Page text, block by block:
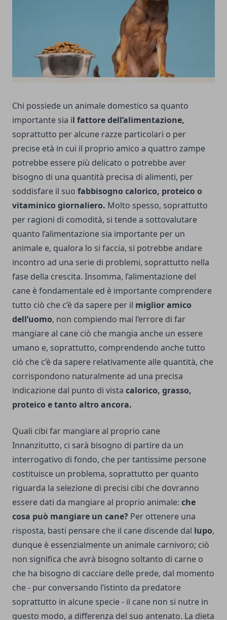
Chi possiede un animale domestico sa quanto
importante sia il fattore dell’alimentazione,
soprattutto per alcune razze particolari o per
precise età in cui il proprio amico a quattro zampe
potrebbe essere più delicato o potrebbe aver
bisogno di una quantità precisa di alimenti, per
soddisfare il suo fabbisogno calorico, proteico o
vitaminico giornaliero. Molto spesso, soprattutto
per ragioni di comodità, si tende a sottovalutare
quanto l’alimentazione sia importante per un
animale e, qualora lo si faccia, si potrebbe andare
incontro ad una serie di problemi, soprattutto nella
fase della crescita. Insomma, l’alimentazione del
cane è fondamentale ed è importante comprendere
tutto ciò che c’è da sapere per il miglior amico
dell’uomo, non compiendo mai l’errore di far
mangiare al cane ciò che mangia anche un essere
umano e, soprattutto, comprendendo anche tutto
ciò che c’è da sapere relativamente alle quantità, che
corrispondono naturalmente ad una precisa
indicazione dal punto di vista calorico, grasso,
proteico e tanto altro ancora.
Quali cibi far mangiare al proprio cane
Innanzitutto, ci sarà bisogno di partire da un
interrogativo di fondo, che per tantissime persone
costituisce un problema, soprattutto per quanto
riguarda la selezione di precisi cibi che dovranno
essere dati da mangiare al proprio animale: che
cosa può mangiare un cane? Per ottenere una
risposta, basti pensare che il cane discende dal lupo,
dunque è essenzialmente un animale carnivoro; ciò
non significa che avrà bisogno soltanto di carne o
che ha bisogno di cacciare delle prede, dal momento
che - pur conversando l’istinto da predatore
soprattutto in alcune specie - il cane non si nutre in
questo modo, a differenza del suo antenato. La dieta